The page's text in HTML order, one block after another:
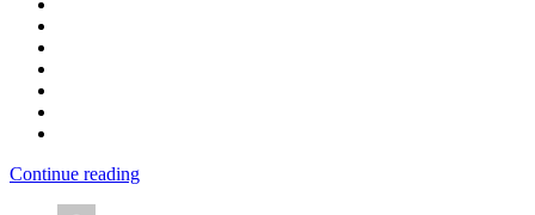
Continue reading